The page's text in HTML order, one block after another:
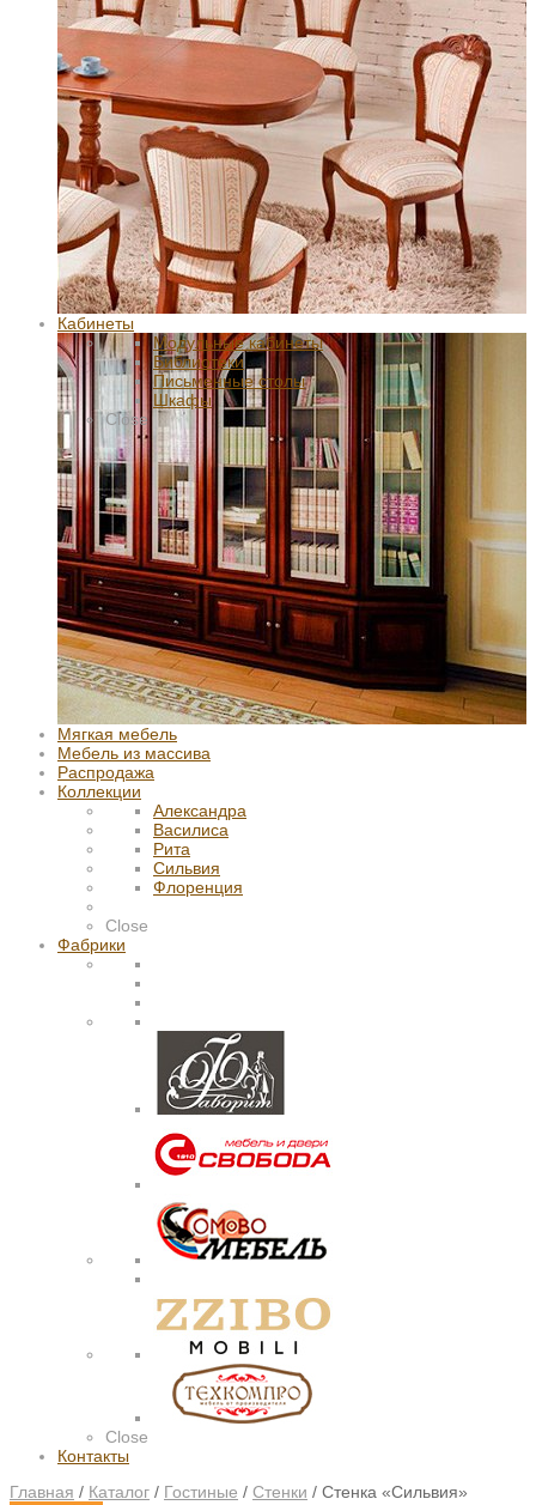
Кабинеты
Модульные кабинеты
Библиотеки
Письменные столы
Шкафы
Close
Мягкая мебель
Мебель из массива
Распродажа
Коллекции
Александра
Василиса
Рита
Сильвия
Флоренция
Close
Фабрики
Close
Контакты
Главная / Каталог / Гостиные / Стенки / Стенка «Сильвия»